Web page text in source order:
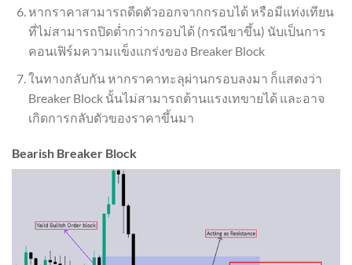
หากราคาสามารถดีดตัวออกจากกรอบได้ หรือมีแท่งเทียน
ที่ไม่สามารถปิดต่ำกว่ากรอบได้ (กรณีขาขึ้น) นับเป็นการ
คอนเฟิร์มความแข็งแกร่งของ Breaker Block
ในทางกลับกัน หากราคาทะลุผ่านกรอบลงมา ก็แสดงว่า
Breaker Block นั้นไม่สามารถต้านแรงเทขายได้ และอาจ
เกิดการกลับตัวของราคาขึ้นมา
Bearish Breaker Block